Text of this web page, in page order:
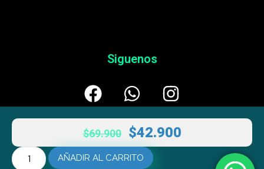
$69.900 $42.900
AÑADIR AL CARRITO
Siguenos